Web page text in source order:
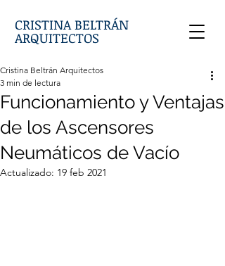
CRISTINA BELTRÁN
ARQUITECTOS
Funcionamiento y Ventajas
de los Ascensores
Neumáticos de Vacío
Cristina Beltrán Arquitectos
3 min de lectura
Actualizado: 19 feb 2021